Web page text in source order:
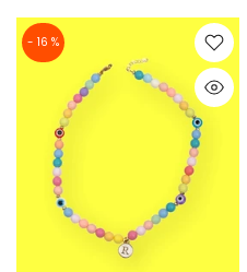
- 16 %